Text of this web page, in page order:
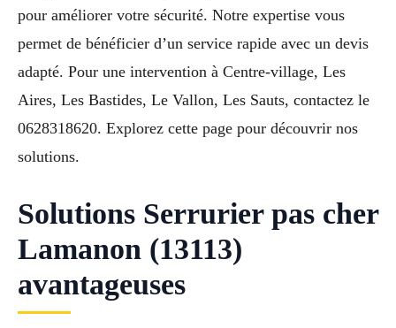
pour améliorer votre sécurité. Notre expertise vous
permet de bénéficier d’un service rapide avec un devis
adapté. Pour une intervention à Centre-village, Les
Aires, Les Bastides, Le Vallon, Les Sauts, contactez le
0628318620. Explorez cette page pour découvrir nos
solutions.
Solutions Serrurier pas cher
Lamanon (13113)
avantageuses